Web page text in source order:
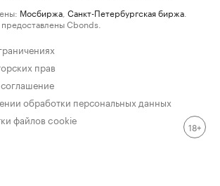
Мосбиржа Санкт-Петербургская биржа
Cbonds.
прав
соглашение
обработки персональных данных
файлов cookie
18+